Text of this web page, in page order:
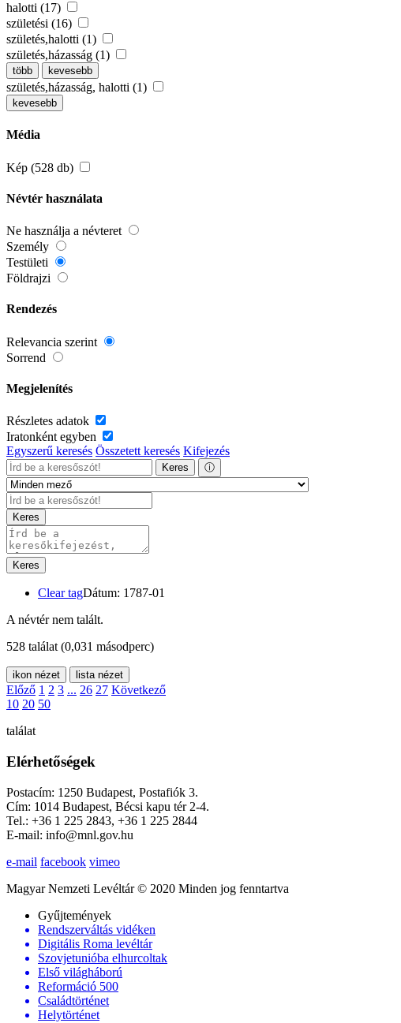
halotti (17)
születési (16)
születés,halotti (1)
születés,házasság (1)
több kevesebb
születés,házasság, halotti (1)
kevesebb
Média
Kép (528 db)
Névtér használata
Ne használja a névteret
Személy
Testületi
Földrajzi
Rendezés
Relevancia szerint
Sorrend
Megjelenítés
Részletes adatok
Iratonként egyben
Egyszerű keresés Összetett keresés Kifejezés
Keres ⓘ
Keres
Keres
Clear tagDátum: 1787-01
A névtér nem talált.
528 találat (0,031 másodperc)
ikon nézet lista nézet
Előző 1 2 3 ... 26 27 Következő
10 20 50
találat
Elérhetőségek
Postacím: 1250 Budapest, Postafiók 3.
Cím: 1014 Budapest, Bécsi kapu tér 2-4.
Tel.: +36 1 225 2843, +36 1 225 2844
E-mail: info@mnl.gov.hu
e-mail facebook vimeo
Magyar Nemzeti Levéltár © 2020 Minden jog fenntartva
Gyűjtemények
Rendszerváltás vidéken
Digitális Roma levéltár
Szovjetunióba elhurcoltak
Első világháború
Reformáció 500
Családtörténet
Helytörténet